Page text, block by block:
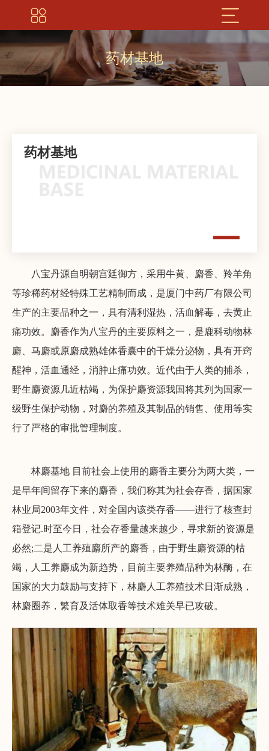
药材基地
药材基地
八宝丹源自明朝宫廷御方，采用牛黄、麝香、羚羊角
等珍稀药材经特殊工艺精制而成，是厦门中药厂有限公司
生产的主要品种之一，具有清利湿热，活血解毒，去黄止
痛功效。麝香作为八宝丹的主要原料之一，是鹿科动物林
麝、马麝或原麝成熟雄体香囊中的干燥分泌物，具有开窍
醒神，活血通经，消肿止痛功效。近代由于人类的捕杀，
野生麝资源几近枯竭，为保护麝资源我国将其列为国家一
级野生保护动物，对麝的养殖及其制品的销售、使用等实
行了严格的审批管理制度。
林麝基地 目前社会上使用的麝香主要分为两大类，一
是早年间留存下来的麝香，我们称其为社会存香，据国家
林业局2003年文件，对全国内该类存香——进行了核查封
箱登记.时至今日，社会存香量越来越少，寻求新的资源是
必然;二是人工养殖麝所产的麝香，由于野生麝资源的枯
竭，人工养麝成为新趋势，目前主要养殖品种为林酶，在
国家的大力鼓励与支持下，林麝人工养殖技术日渐成熟，
林麝圈养，繁育及活体取香等技术难关早已攻破。